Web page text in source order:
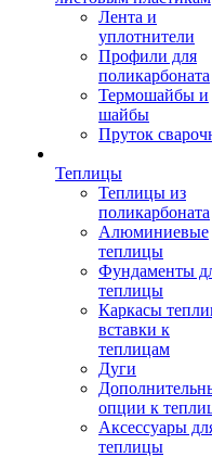
Лента и
уплотнители
Профили для
поликарбоната
Термошайбы и
шайбы
Пруток
Теплицы
Теплицы из
поликарбоната
Алюминиевые
теплицы
Фундаменты
теплицы
Каркасы
вставки к
теплицам
Дуги
опции к
Аксессуары
теплицы